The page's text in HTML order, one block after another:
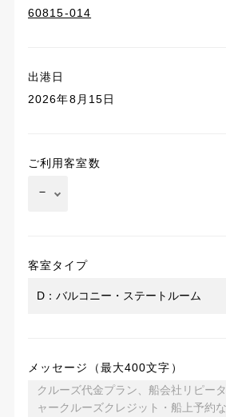
60815-014
出港日
2026年8月15日
ご利用客室数
客室タイプ
メッセージ（最大400文字）